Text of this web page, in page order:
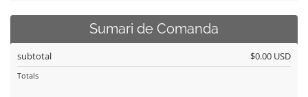
Sumari de Comanda
subtotal $0.00 USD
Totals